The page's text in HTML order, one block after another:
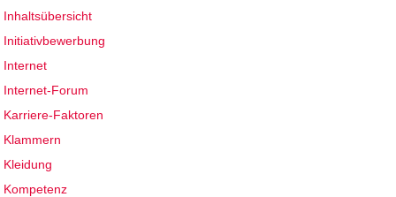
Inhaltsübersicht
Initiativbewerbung
Internet
Internet-Forum
Karriere-Faktoren
Klammern
Kleidung
Kompetenz